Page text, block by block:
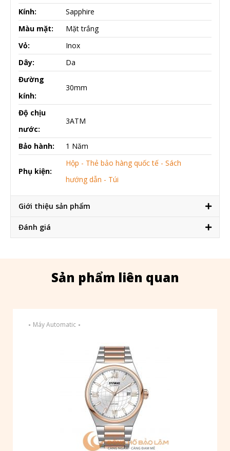
Kính:
Sapphire
Màu mặt:
Mặt trắng
Vỏ:
Inox
Dây:
Da
Đường
kính:
30mm
Độ chịu
nước:
3ATM
Bảo hành: 1 Năm
Phụ kiện:
Hộp - Thẻ bảo hàng quốc tế - Sách
hướng dẫn - Túi
Giới thiệu sản phẩm
Đánh giá
Sản phẩm liên quan
- Máy Automatic -